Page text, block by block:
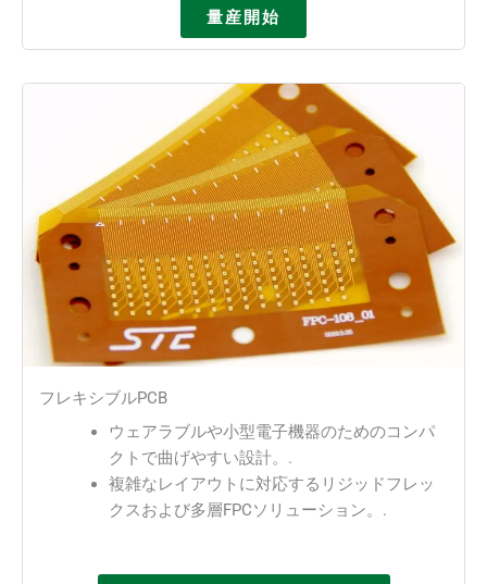
量産開始
フレキシブルPCB
ウェアラブルや小型電子機器のためのコンパ
クトで曲げやすい設計。.
複雑なレイアウトに対応するリジッドフレッ
クスおよび多層FPCソリューション。.